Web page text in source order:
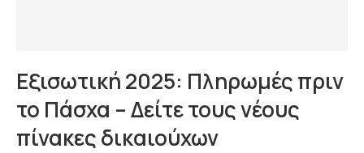
Εξισωτική 2025: Πληρωμές πριν
το Πάσχα – Δείτε τους νέους
πίνακες δικαιούχων